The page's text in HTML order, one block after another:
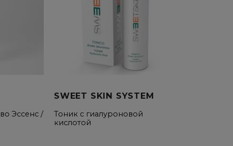
Эссенс /
SWEET SKIN SYSTEM
Тоник с гиалуроновой
кислотой